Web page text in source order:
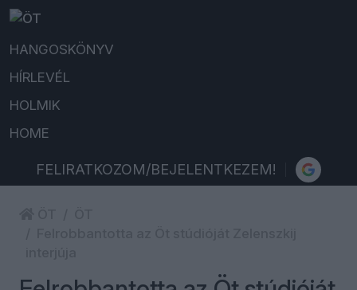
HANGOSKÖNYV
HÍRLEVÉL
HOLMIK
HOME
FELIRATKOZOM/BEJELENTKEZEM!